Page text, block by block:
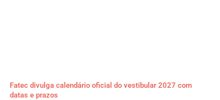
Fatec divulga calendário oficial do vestibular 2027 com
datas e prazos